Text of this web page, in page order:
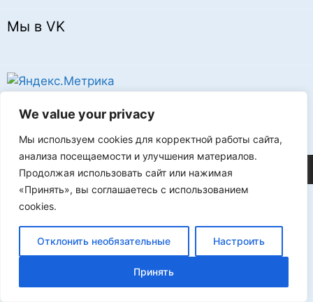
We value your privacy
Мы используем cookies для корректной работы сайта,
анализа посещаемости и улучшения материалов.
Продолжая использовать сайт или нажимая
«Принять», вы соглашаетесь с использованием
cookies.
Отклонить необязательные Настроить
Принять
Мы в VK
Реклама
©2026 FLProg